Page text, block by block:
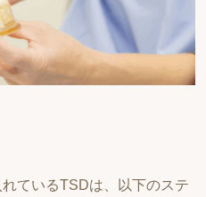
ているTSDは、以下のステ